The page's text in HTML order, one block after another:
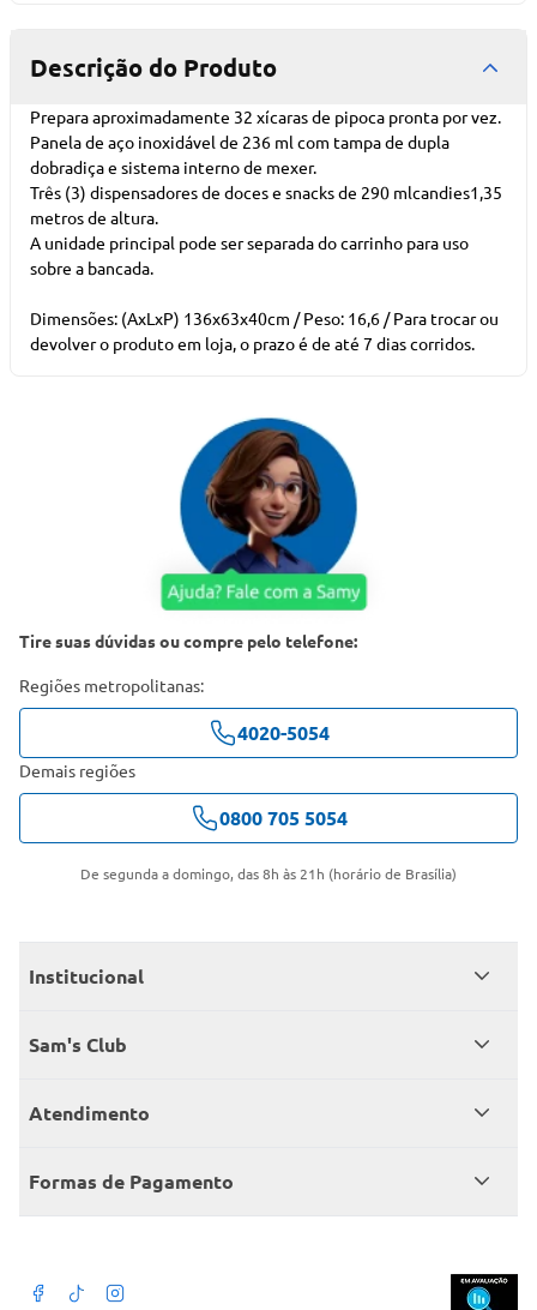
Descrição do Produto
Prepara aproximadamente 32 xícaras de pipoca pronta por vez.
Panela de aço inoxidável de 236 ml com tampa de dupla
dobradiça e sistema interno de mexer.
Três (3) dispensadores de doces e snacks de 290 mlcandies1,35
metros de altura.
A unidade principal pode ser separada do carrinho para uso
sobre a bancada.
Dimensões: (AxLxP) 136x63x40cm / Peso: 16,6 / Para trocar ou
devolver o produto em loja, o prazo é de até 7 dias corridos.
Tire suas dúvidas ou compre pelo telefone:
Regiões metropolitanas:
4020-5054
Demais regiões
0800 705 5054
De segunda a domingo, das 8h às 21h (horário de Brasília)
Institucional
Quem somos
Encontre um Clube
Sam's Club
Seja sócio
Member’s Mark
Atendimento
Fale conosco
Atendimento em libras
Formas de Pagamento